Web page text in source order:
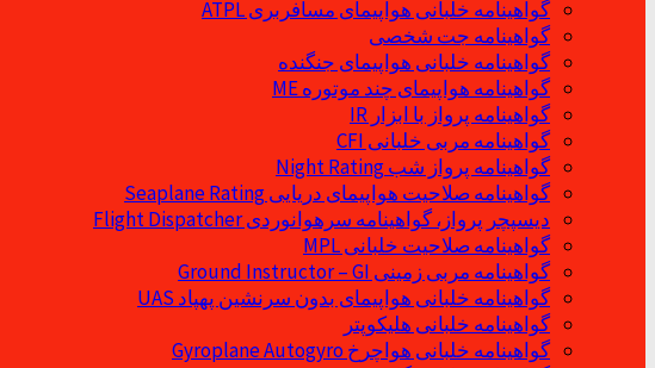
گواهینامه خلبانی هواپیمای مسافربری ATPL
گواهینامه جت شخصی
گواهینامه خلبانی هواپیمای جنگنده
گواهینامه هواپیمای چند موتوره ME
گواهینامه پرواز با ابزار IR
گواهینامه مربی خلبانی CFI
گواهینامه پرواز شب Night Rating
گواهینامه صلاحیت هواپیمای دریایی Seaplane Rating
دیسپچر پرواز، گواهینامه سرهوانوردی Flight Dispatcher
گواهینامه صلاحیت خلبانی MPL
گواهینامه مربی زمینی Ground Instructor – GI
گواهینامه خلبانی هواپیمای بدون سرنشین پهپاد UAS
گواهینامه خلبانی هلیکوپتر
گواهینامه خلبانی هواچرخ Gyroplane Autogyro